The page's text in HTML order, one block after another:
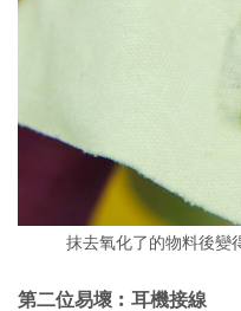
抹去氧化了的物料後變
第二位易壞︰耳機接線